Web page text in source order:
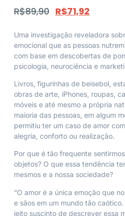
R$89,90 R$71,92
Uma investigação reveladora
emocional que as pessoas
com base em descobertas de
psicologia, neurociência e
Livros, figurinhas de beisebol,
obras de arte, iPhones, roupas,
móveis e até mesmo a própria
maioria das pessoas, em algum
permitiu ter um caso de amor
alegria, conforto ou realização.
Por que é tão frequente
objetos? O que essa tendência
mesmos e a nossa sociedade?
“O amor é a única emoção que
e sãos em um mundo tão
jeito suscinto de descrever essa